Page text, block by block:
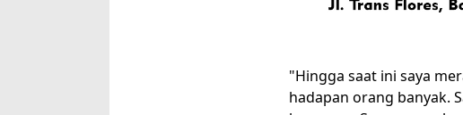
"Hingga saat ini saya
hadapan orang banyak.